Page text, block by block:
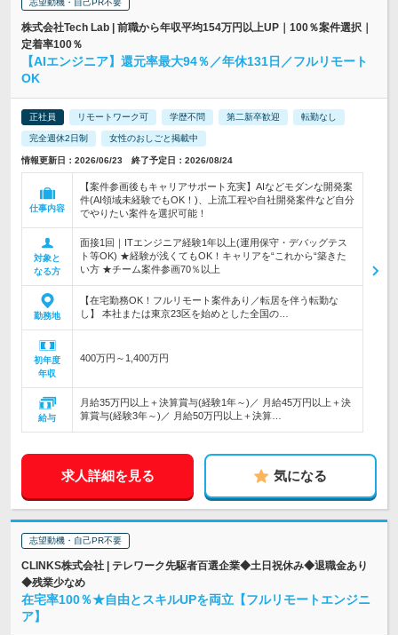
志望動機・自己PR不要
株式会社Tech Lab | 前職から年収平均154万円以上UP｜100％案件選択｜
定着率100％
【AIエンジニア】還元率最大94％／年休131日／フルリモート
OK
正社員 リモートワーク可 学歴不問 第二新卒歓迎 転勤なし
完全週休2日制 女性のおしごと掲載中
情報更新日：2026/06/23 終了予定日：2026/08/24
仕事内容
【案件参画後もキャリアサポート充実】AIなどモダンな開発案
件(AI領域未経験でもOK！)、上流工程や自社開発案件など自分
でやりたい案件を選択可能！
対象と
なる方
面接1回｜ITエンジニア経験1年以上(運用保守・デバッグテス
ト等OK) ★経験が浅くてもOK！キャリアを“これから“築きた
い方 ★チーム案件参画70％以上
勤務地
【在宅勤務OK！フルリモート案件あり／転居を伴う転勤な
し】 本社または東京23区を始めとした全国の…
初年度
年収
400万円～1,400万円
給与
月給35万円以上＋決算賞与(経験1年～)／ 月給45万円以上＋決
算賞与(経験3年～)／ 月給50万円以上＋決算…
求人詳細を見る 気になる
志望動機・自己PR不要
CLINKS株式会社 | テレワーク先駆者百選企業◆土日祝休み◆退職金あり
◆残業少なめ
在宅率100％★自由とスキルUPを両立【フルリモートエンジニ
ア】